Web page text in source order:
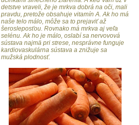
detstve vraveli, že je mrkva dobrá na oči, mali
pravdu, pretože obsahuje vitamín A. Ak ho má
naše telo málo, môže sa to prejaviť až
šerosleposťou. Rovnako má mrkva aj veľa
selénu. Ak ho je málo, oslabí sa nervovová
sústava najmä pri strese, nesprávne funguje
kardiovaskulárna sústava a znižuje sa
mužská plodnosť.